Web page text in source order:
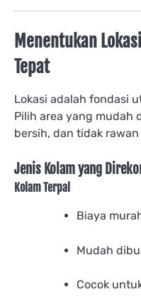
Menentukan
Tepat
Lokasi adalah fondasi
Pilih area yang mudah
bersih, dan tidak rawan
Jenis Kolam yang
Kolam Terpal
Biaya
Mudah
Cocok